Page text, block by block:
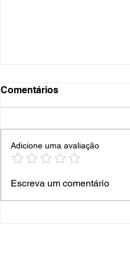
Empresa Credenciada e
Comentários
Adicione uma avaliação
Escreva um comentário